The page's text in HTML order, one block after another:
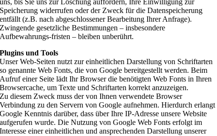
Speicherung widerrufen oder der Zweck für die Datenspeicherung
entfällt (z.B. nach abgeschlossener Bearbeitung Ihrer Anfrage).
Zwingende gesetzliche Bestimmungen – insbesondere
Aufbewahrungs-fristen – bleiben unberührt.
Plugins und Tools
Unser Web-Seiten nutzt zur einheitlichen Darstellung von Schriftarten
so genannte Web Fonts, die von Google bereitgestellt werden. Beim
Aufruf einer Seite lädt Ihr Browser die benötigten Web Fonts in Ihren
Browsercache, um Texte und Schriftarten korrekt anzuzeigen.
Zu diesem Zweck muss der von Ihnen verwendete Browser
Verbindung zu den Servern von Google aufnehmen. Hierdurch erlangt
Google Kenntnis darüber, dass über Ihre IP-Adresse unsere Website
aufgerufen wurde. Die Nutzung von Google Web Fonts erfolgt im
Interesse einer einheitlichen und ansprechenden Darstellung unserer